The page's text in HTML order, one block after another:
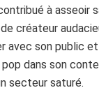
à asseoir
créateur
avec son public
dans son
secteur saturé.